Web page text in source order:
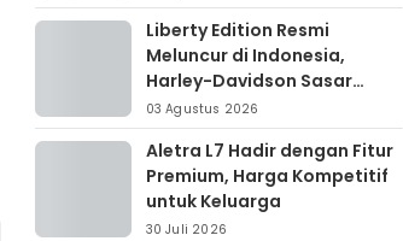
Liberty Edition Resmi
Meluncur di Indonesia,
Harley-Davidson Sasar
Kolektor Motor Premium
03 Agustus 2026
Aletra L7 Hadir dengan Fitur
Premium, Harga Kompetitif
untuk Keluarga
30 Juli 2026